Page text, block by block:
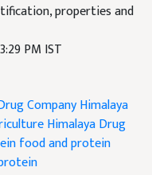
properties and
PM IST
CompanyHimalaya
Himalaya Drug
food and protein